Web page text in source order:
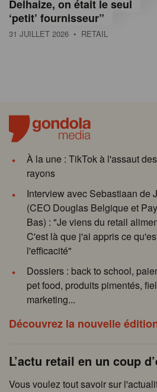
Delhaize, on était le seul
‘petit’ fournisseur”
31 JUILLET 2026 • RETAIL
À la une : TikTok à l'assaut des
rayons
Interview avec Sebastiaan de
(CEO Douglas Belgique et
Bas) : "Je viens du retail
C'est là que j'ai appris ce
l'efficacité"
Dossiers : back to school,
pet food, produits pimentés,
marketing...
Découvrez la nouvelle
L’actu retail en un coup
Vous voulez tout savoir sur